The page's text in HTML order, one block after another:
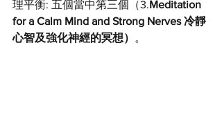
理平衡: 五個當中第三個（3.Meditation
for a Calm Mind and Strong Nerves 冷靜
心智及強化神經的冥想）
。